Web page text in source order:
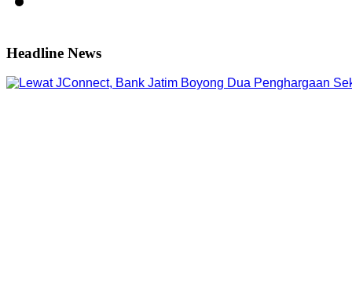
Headline News